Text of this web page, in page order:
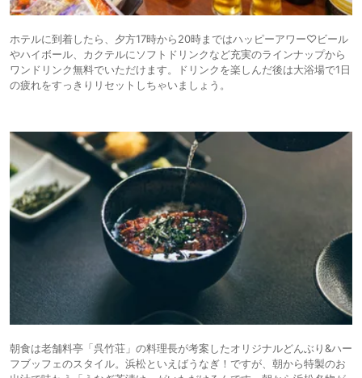
ホテルに到着したら、夕方17時から20時まではハッピーアワー♡ビール
やハイボール、カクテルにソフトドリンクなど充実のラインナップから
ワンドリンク無料でいただけます。ドリンクを楽しんだ後は大浴場で1日
の疲れをすっきりリセットしちゃいましょう。
朝食は老舗料亭「呉竹荘」の料理長が考案したオリジナルどんぶり&ハー
フブッフェのスタイル。浜松といえばうなぎ！ですが、朝から特製のお